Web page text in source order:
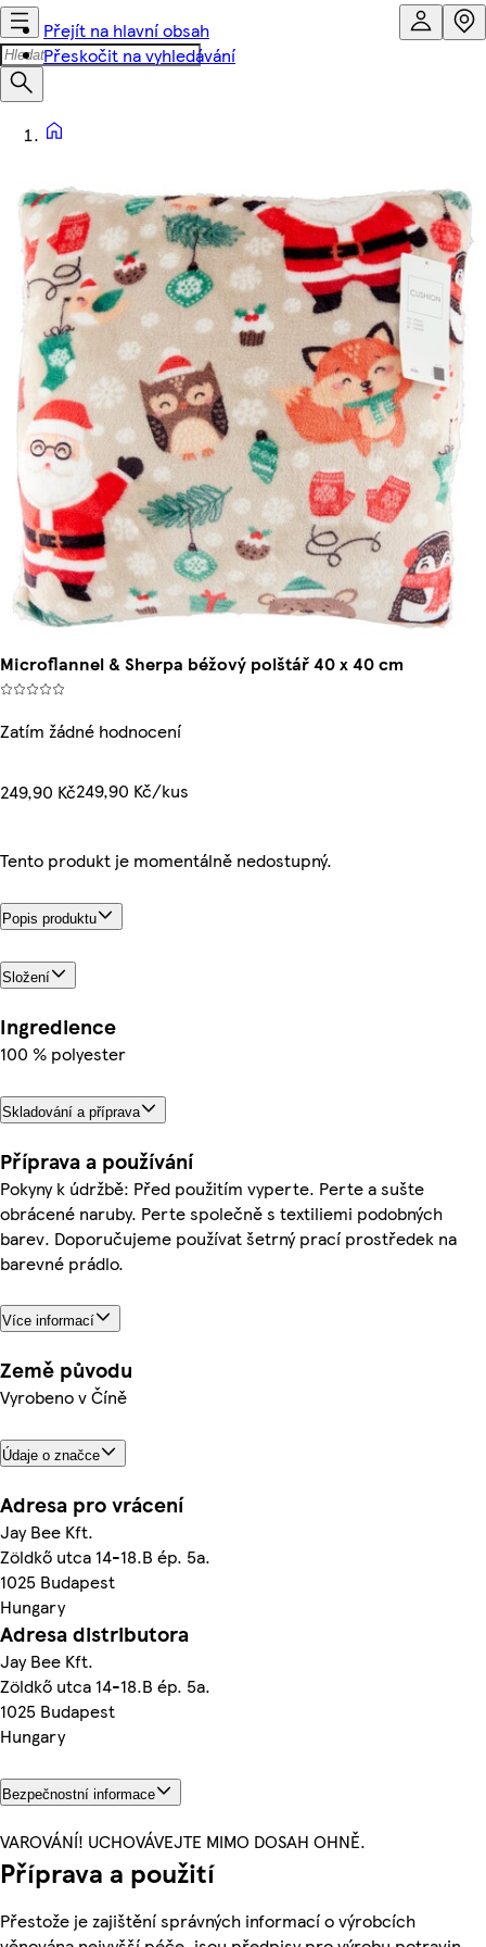
Přejít na hlavní obsah
Přeskočit na vyhledávání
Microflannel & Sherpa béžový polštář 40 x 40 cm
Zatím žádné hodnocení
249,90 Kč249,90 Kč/kus
Tento produkt je momentálně nedostupný.
Popis produktu
Složení
Ingredience
100 % polyester
Skladování a příprava
Příprava a používání
Pokyny k údržbě: Před použitím vyperte. Perte a sušte
obrácené naruby. Perte společně s textiliemi podobných
barev. Doporučujeme používat šetrný prací prostředek na
barevné prádlo.
Více informací
Země původu
Vyrobeno v Číně
Údaje o značce
Adresa pro vrácení
Jay Bee Kft.
Zöldkő utca 14-18.B ép. 5a.
1025 Budapest
Hungary
Adresa distributora
Jay Bee Kft.
Zöldkő utca 14-18.B ép. 5a.
1025 Budapest
Hungary
Bezpečnostní informace
VAROVÁNÍ! UCHOVÁVEJTE MIMO DOSAH OHNĚ.
Příprava a použití
Přestože je zajištění správných informací o výrobcích